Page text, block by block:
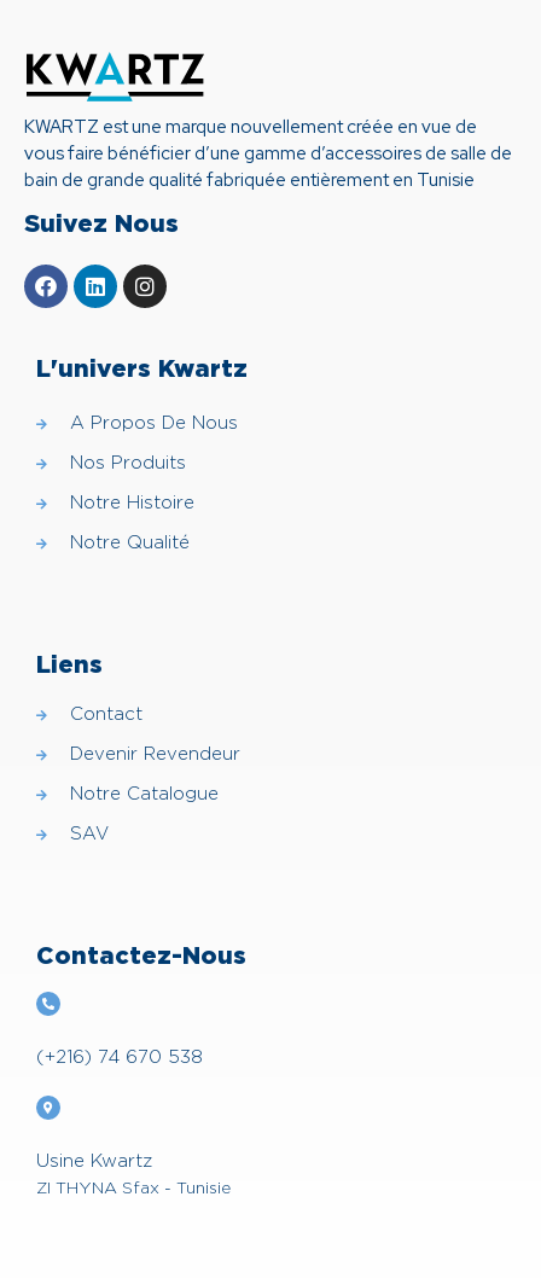
KWARTZ est une marque nouvellement créée en vue de
vous faire bénéficier d’une gamme d’accessoires de salle de
bain de grande qualité fabriquée entièrement en Tunisie
Suivez Nous
L'univers Kwartz
A Propos De Nous
Nos Produits
Notre Histoire
Notre Qualité
Liens
Contact
Devenir Revendeur
Notre Catalogue
SAV
Contactez-Nous
(+216) 74 670 538
Usine Kwartz
ZI THYNA Sfax - Tunisie